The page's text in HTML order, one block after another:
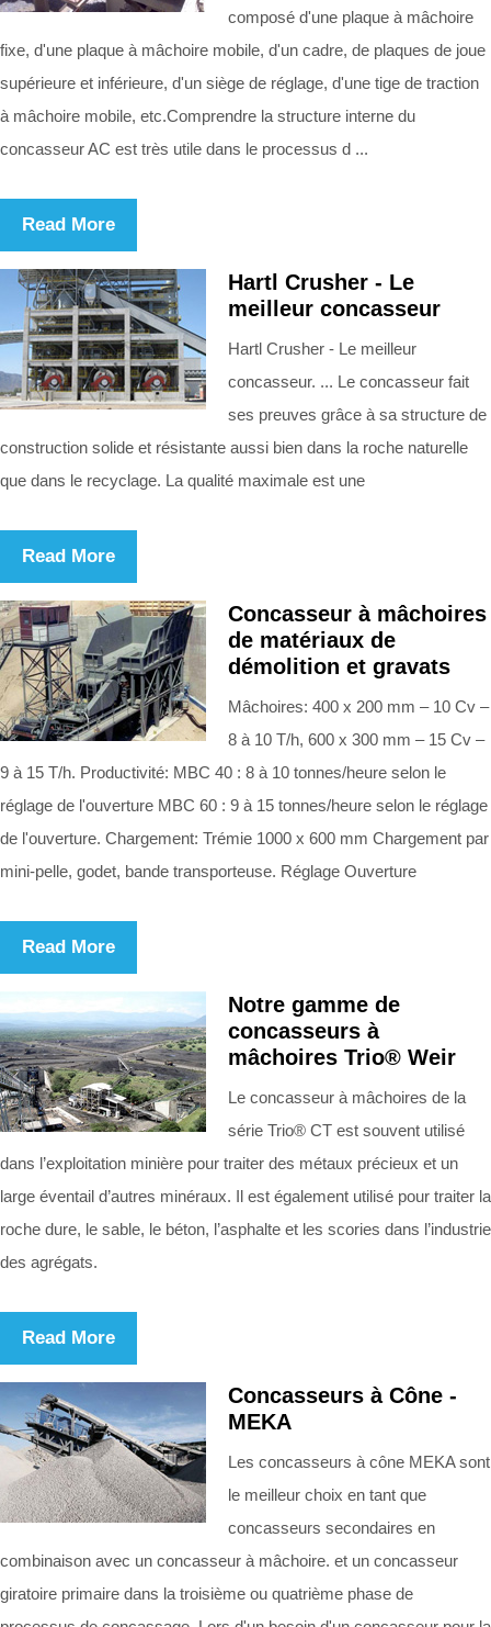
composé d'une plaque à mâchoire
fixe, d'une plaque à mâchoire mobile, d'un cadre, de plaques de joue
supérieure et inférieure, d'un siège de réglage, d'une tige de traction
à mâchoire mobile, etc.Comprendre la structure interne du
concasseur AC est très utile dans le processus d ...
Read More
Hartl Crusher - Le
meilleur concasseur
Hartl Crusher - Le meilleur
concasseur. ... Le concasseur fait
ses preuves grâce à sa structure de
construction solide et résistante aussi bien dans la roche naturelle
que dans le recyclage. La qualité maximale est une
Read More
Concasseur à mâchoires
de matériaux de
démolition et gravats
Mâchoires: 400 x 200 mm – 10 Cv –
8 à 10 T/h, 600 x 300 mm – 15 Cv –
9 à 15 T/h. Productivité: MBC 40 : 8 à 10 tonnes/heure selon le
réglage de l'ouverture MBC 60 : 9 à 15 tonnes/heure selon le réglage
de l'ouverture. Chargement: Trémie 1000 x 600 mm Chargement par
mini-pelle, godet, bande transporteuse. Réglage Ouverture
Read More
Notre gamme de
concasseurs à
mâchoires Trio® Weir
Le concasseur à mâchoires de la
série Trio® CT est souvent utilisé
dans l’exploitation minière pour traiter des métaux précieux et un
large éventail d’autres minéraux. Il est également utilisé pour traiter la
roche dure, le sable, le béton, l’asphalte et les scories dans l’industrie
des agrégats.
Read More
Concasseurs à Cône -
MEKA
Les concasseurs à cône MEKA sont
le meilleur choix en tant que
concasseurs secondaires en
combinaison avec un concasseur à mâchoire. et un concasseur
giratoire primaire dans la troisième ou quatrième phase de